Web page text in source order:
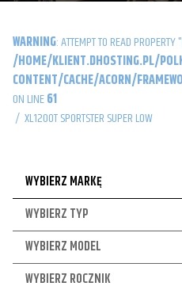
WARNING : ATTEMPT TO READ
/HOME/KLIENT.DHOSTING.PL/
CONTENT/CACHE/ACORN/
ON LINE61
/ XL1200T SPORTSTER SUPER LOW
WYBIERZ MARKĘ
WYBIERZ TYP
WYBIERZ MODEL
WYBIERZ ROCZNIK